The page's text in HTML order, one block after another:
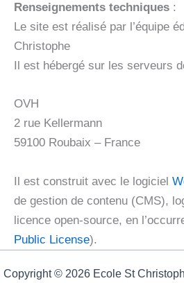
Renseignements techniques :
Le site est réalisé par l’équipe
Christophe
Il est hébergé sur les serveurs
OVH
2 rue Kellermann
59100 Roubaix – France
Il est construit avec le logiciel
de gestion de contenu (CMS),
licence open-source, en
Public License).
Copyright © 2026 Ecole St